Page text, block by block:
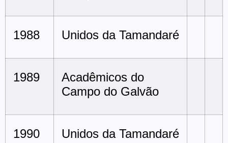
1988 Unidos da Tamandaré
1989
Acadêmicos do
Campo do Galvão
1990 Unidos da Tamandaré